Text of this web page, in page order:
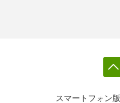
スマートフォン版